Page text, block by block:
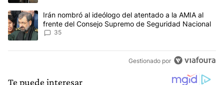
Un artículo de tendencia con el título "Irán nombró al ideólogo
Irán nombró al ideólogo del atentado a la AMIA al
frente del Consejo Supremo de Seguridad Nacional
35
Gestionado por